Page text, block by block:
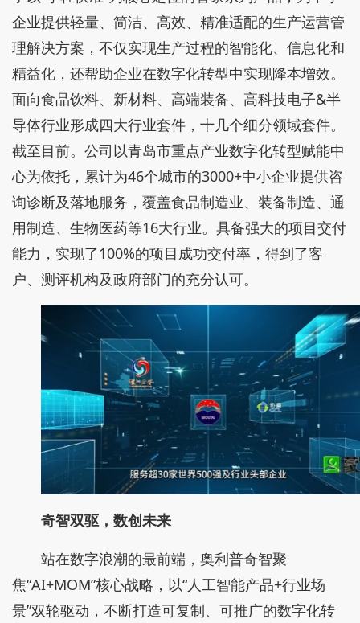
企业提供轻量、简洁、高效、精准适配的生产运营管
理解决方案，不仅实现生产过程的智能化、信息化和
精益化，还帮助企业在数字化转型中实现降本增效。
面向食品饮料、新材料、高端装备、高科技电子&半
导体行业形成四大行业套件，十几个细分领域套件。
截至目前。公司以青岛市重点产业数字化转型赋能中
心为依托，累计为46个城市的3000+中小企业提供咨
询诊断及落地服务，覆盖食品制造业、装备制造、通
用制造、生物医药等16大行业。具备强大的项目交付
能力，实现了100%的项目成功交付率，得到了客
户、测评机构及政府部门的充分认可。
奇智双驱，数创未来
站在数字浪潮的最前端，奥利普奇智聚
焦“AI+MOM”核心战略，以“人工智能产品+行业场
景”双轮驱动，不断打造可复制、可推广的数字化转